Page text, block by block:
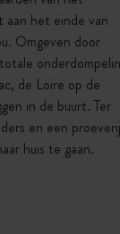
het einde van
Omgeven door
de Loire op de
in de buurt. Ter
en een proeverij
huis te gaan.